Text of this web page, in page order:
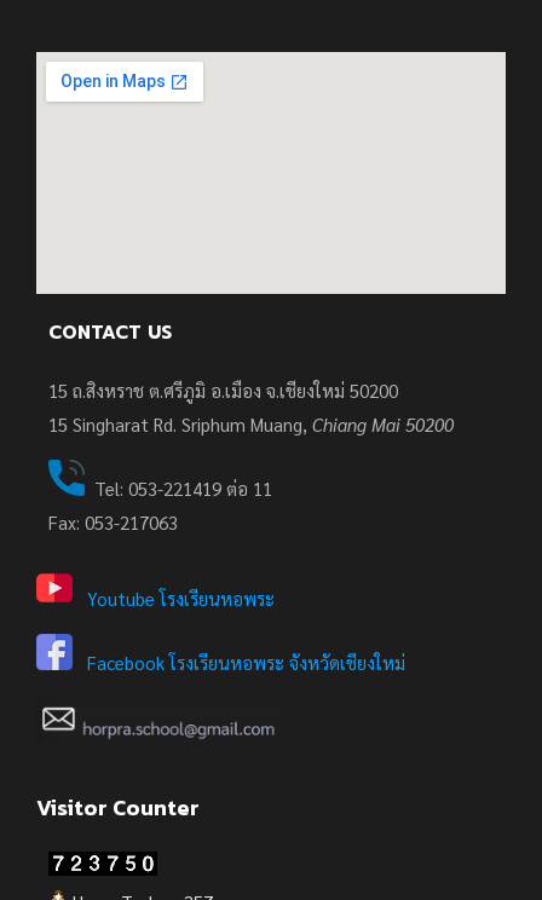
CONTACT US
15 ถ.สิงหราช ต.ศรีภูมิ อ.เมือง จ.เชียงใหม่ 50200
15 Singharat Rd. Sriphum Muang, Chiang Mai 50200
Tel: 053-221419 ต่อ 11
Fax: 053-217063
Youtube โรงเรียนหอพระ
Facebook โรงเรียนหอพระ จังหวัดเชียงใหม่
Visitor Counter